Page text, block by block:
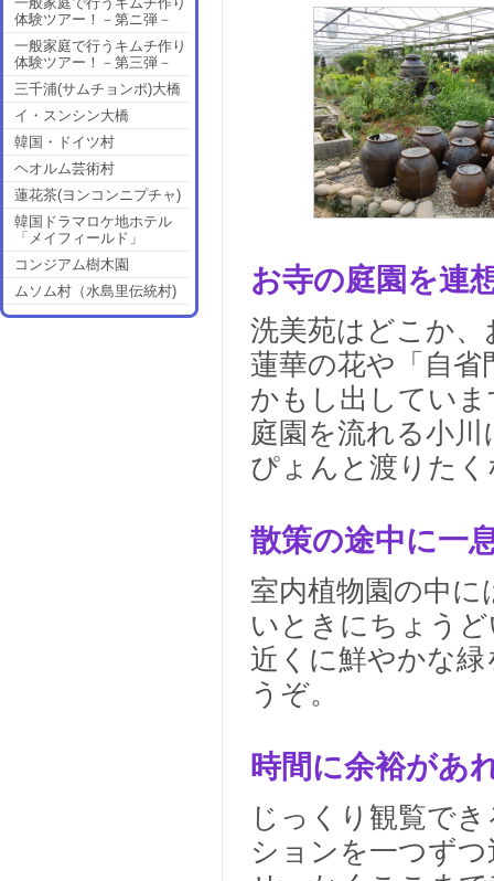
体験ツアー！－第ニ弾－
一般家庭で行うキムチ作り
体験ツアー！－第三弾－
三千浦(サムチョンポ)大橋
イ・スンシン大橋
韓国・ドイツ村
ヘオルム芸術村
蓮花茶(ヨンコンニプチャ)
韓国ドラマロケ地ホテル
「メイフィールド」
コンジアム樹木園
ムソム村（水島里伝統村)
お寺の庭園を連
洗美苑はどこか
蓮華の花や「自
かもし出していま
庭園を流れる小
ぴょんと渡りた
散策の途中に一
室内植物園の中
いときにちょう
近くに鮮やかな
うぞ。
時間に余裕があ
じっくり観覧で
ションを一つず